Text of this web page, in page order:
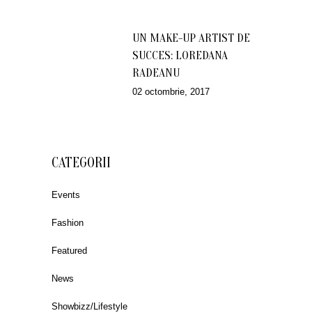
UN MAKE-UP ARTIST DE
SUCCES: LOREDANA
RADEANU
02 octombrie, 2017
CATEGORII
Events
Fashion
Featured
News
Showbizz/Lifestyle